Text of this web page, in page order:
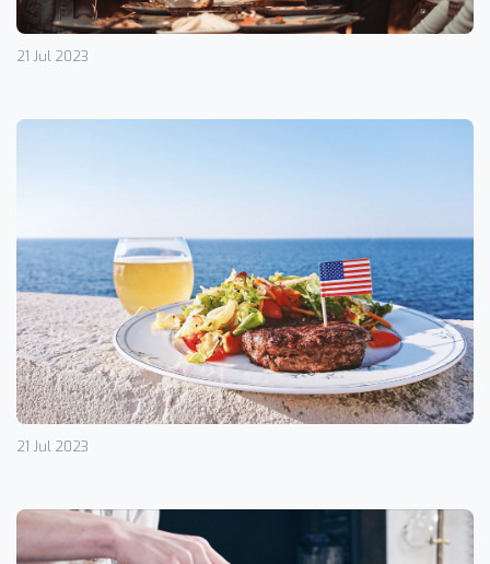
21 Jul 2023
21 Jul 2023